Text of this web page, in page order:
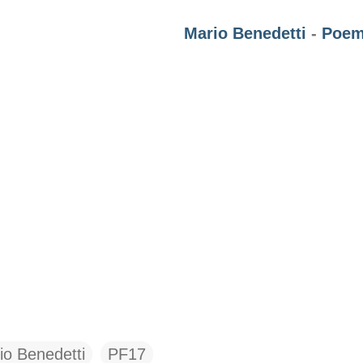
Mario Benedetti -
Benedetti PF17